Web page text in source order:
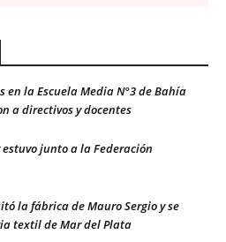
en la Escuela Media N°3 de Bahía
a directivos y docentes
junto a la Federación
la fábrica de Mauro Sergio y se
textil de Mar del Plata